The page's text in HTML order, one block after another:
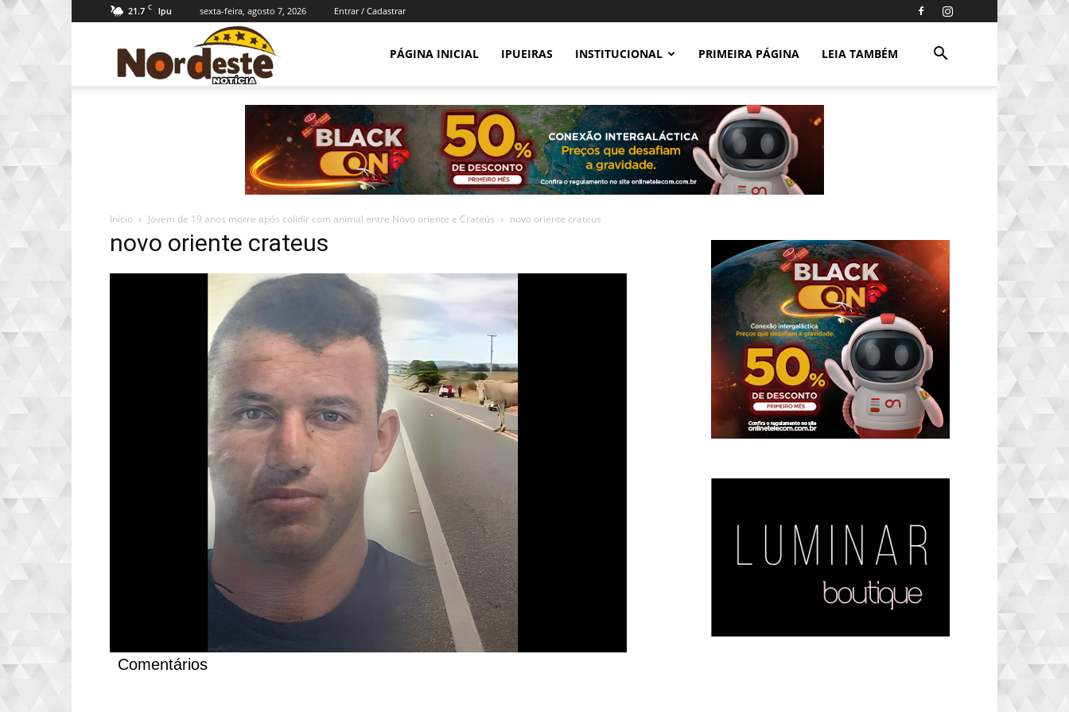
21.7 C Ipu sexta-feira, agosto 7, 2026 Entrar / Cadastrar
Notícia
PÁGINA INICIAL IPUEIRAS INSTITUCIONAL PRIMEIRA PÁGINA LEIA TAMBÉM
Início Jovem de 19 anos morre após colidir com animal entre Novo oriente e Crateús novo oriente crateus
novo oriente crateus
Comentários